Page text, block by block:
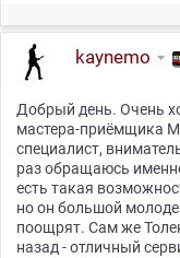
kaynemo
Добрый день. Очень
мастера-приёмщика
специалист,
раз обращаюсь
есть такая
но он большой
поощрят. Сам же
назад - отличный